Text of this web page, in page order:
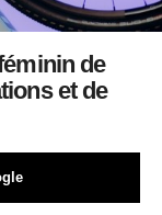
de
et de